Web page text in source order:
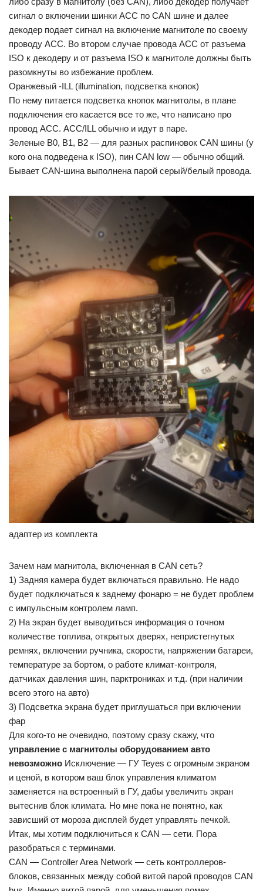
сигнал о включении шинки ACC по CAN шине и далее
декодер подает сигнал на включение магнитоле по своему
проводу ACC. Во втором случае провода ACC от разъема
ISO к декодеру и от разъема ISO к магнитоле должны быть
разомкнуты во избежание проблем.
Оранжевый -ILL (illumination, подсветка кнопок)
По нему питается подсветка кнопок магнитолы, в плане
подключения его касается все то же, что написано про
провод АСС. ACC/ILL обычно и идут в паре.
Зеленые B0, B1, B2 — для разных распиновок CAN шины (у
кого она подведена к ISO), пин CAN low — обычно общий.
Бывает CAN-шина выполнена парой серый/белый провода.
адаптер из комплекта
Зачем нам магнитола, включенная в CAN сеть?
1) Задняя камера будет включаться правильно. Не надо
будет подключаться к заднему фонарю = не будет проблем
с импульсным контролем ламп.
2) На экран будет выводиться информация о точном
количестве топлива, открытых дверях, непристегнутых
ремнях, включении ручника, скорости, напряжении батареи,
температуре за бортом, о работе климат-контроля,
датчиках давления шин, парктрониках и т.д. (при наличии
всего этого на авто)
3) Подсветка экрана будет приглушаться при включении
фар
Для кого-то не очевидно, поэтому сразу скажу, что
управление с магнитолы оборудованием авто
невозможно Исключение — ГУ Teyes с огромным экраном
и ценой, в котором ваш блок управления климатом
заменяется на встроенный в ГУ, дабы увеличить экран
вытеснив блок климата. Но мне пока не понятно, как
зависший от мороза дисплей будет управлять печкой.
Итак, мы хотим подключиться к CAN — сети. Пора
разобраться с терминами.
CAN — Controller Area Network — сеть контроллеров-
блоков, связанных между собой витой парой проводов CAN